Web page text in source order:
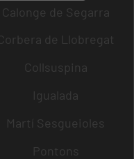
Calonge de Segarra
Corbera de Llobregat
Collsuspina
Igualada
Martí Sesgueioles
Pontons